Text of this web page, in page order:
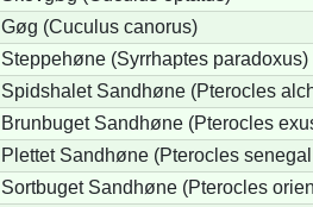
Gøg (Cuculus canorus)
Steppehøne (Syrrhaptes paradoxus)
Spidshalet Sandhøne (Pterocles
Brunbuget Sandhøne (Pterocles
Plettet Sandhøne (Pterocles
Sortbuget Sandhøne (Pterocles